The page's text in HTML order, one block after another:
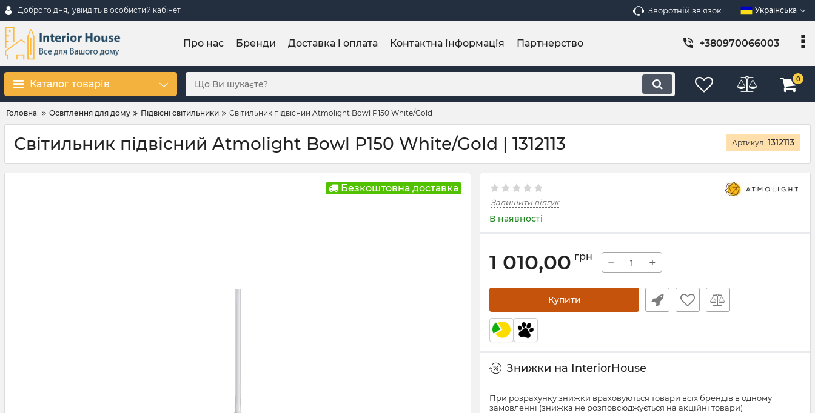
Доброго дня, увійдіть в особистий кабінет Зворотній зв'язок Українська
Про нас Бренди Доставка і оплата Контактна інформація Партнерство +380970066003
Каталог товарів 0
Головна Освітлення для дому Підвісні світильники Світильник підвісний Atmolight Bowl P150 White/Gold
Світильник підвісний Atmolight Bowl P150 White/Gold | 1312113 Артикул: 1312113
Безкоштовна доставка
Залишити відгук
В наявності
1 010,00 грн − +
Купити
Знижки на InteriorHouse
При розрахунку знижки враховуються товари всіх брендів в одному
замовленні (знижка не розповсюджується на акційні товари)